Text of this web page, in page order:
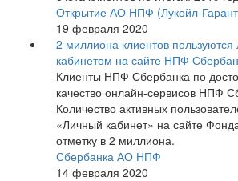
Открытие АО НПФ (Лукойл-
19 февраля 2020
2 миллиона клиентов
кабинетом на сайте НПФ
Клиенты НПФ Сбербанка по
качество онлайн-сервисов НПФ
Количество активных
«Личный кабинет» на сайте
отметку в 2 миллиона.
Сбербанка АО НПФ
14 февраля 2020